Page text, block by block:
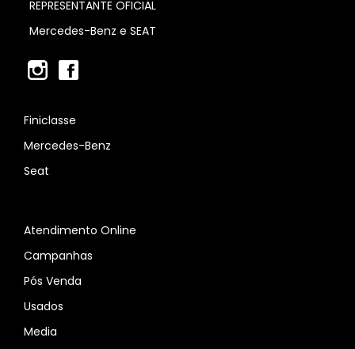
REPRESENTANTE OFICIAL
Mercedes-Benz e SEAT
Finiclasse
Mercedes-Benz
Seat
Atendimento Online
Campanhas
Pós Venda
Usados
Media